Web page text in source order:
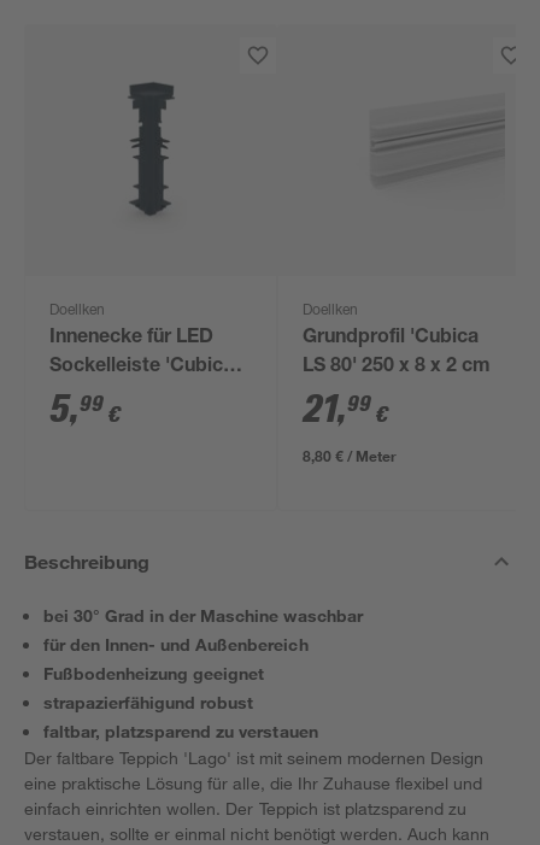
Doellken
Innenecke für LED
Sockelleiste 'Cubica
LS 80' anthrazit
5,99 €
Doellken
Grundprofil 'Cubica
LS 80' 250 x 8 x 2 cm
21,99 €
8,80 € / Meter
Beschreibung
bei 30° Grad in der Maschine waschbar
für den Innen- und Außenbereich
Fußbodenheizung geeignet
strapazierfähigund robust
faltbar, platzsparend zu verstauen
Der faltbare Teppich 'Lago' ist mit seinem modernen Design
eine praktische Lösung für alle, die Ihr Zuhause flexibel und
einfach einrichten wollen. Der Teppich ist platzsparend zu
verstauen, sollte er einmal nicht benötigt werden. Auch kann